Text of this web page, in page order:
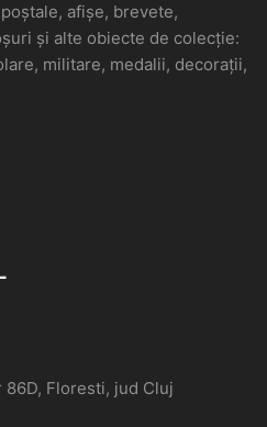
afișe, brevete,
și alte obiecte de colecție:
militare, medalii, decorații,
Floresti, jud Cluj